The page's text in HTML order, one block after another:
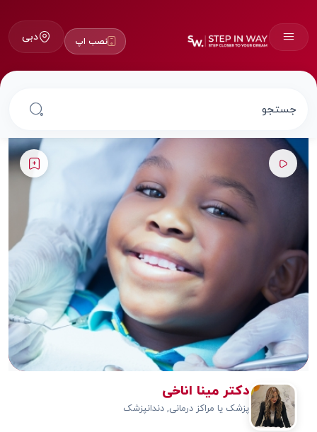
نصب اپ دبی
دکتر مینا اناخی
پزشک یا مراکز درمانی, دندانپزشک